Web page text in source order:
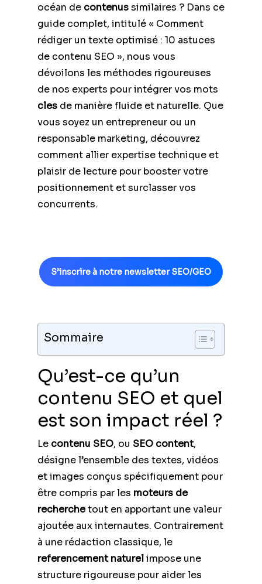
océan de contenussimilaires ? Dans ce
guide complet, intitulé « Comment
rédiger un texte optimisé : 10 astuces
de contenu SEO », nous vous
dévoilons les méthodes rigoureuses
de nos experts pour intégrer vos mots
cles de manière fluide et naturelle. Que
vous soyez un entrepreneur ou un
responsable marketing, découvrez
comment allier expertise technique et
plaisir de lecture pour booster votre
positionnement et surclasser vos
concurrents.
S’inscrire à notre newsletter SEO/GEO
Sommaire
Qu’est-ce qu’un
contenu SEO et quel
est son impact réel ?
Le contenu SEO, ou SEO content,
désigne l’ensemble des textes, vidéos
et images conçus spécifiquement pour
être compris par les moteurs de
recherchetout en apportant une valeur
ajoutée aux internautes. Contrairement
à une rédaction classique, le
referencement naturelimpose une
structure rigoureuse pour aider les